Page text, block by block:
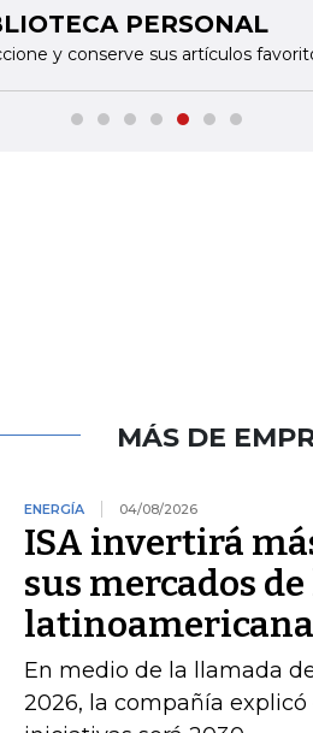
PERSONAL
y conserve sus artículos
MÁS DE
ENERGÍA 04/08/2026
ISA invertirá
sus mercados
latinoamericana
En medio de la llamada
2026, la compañía